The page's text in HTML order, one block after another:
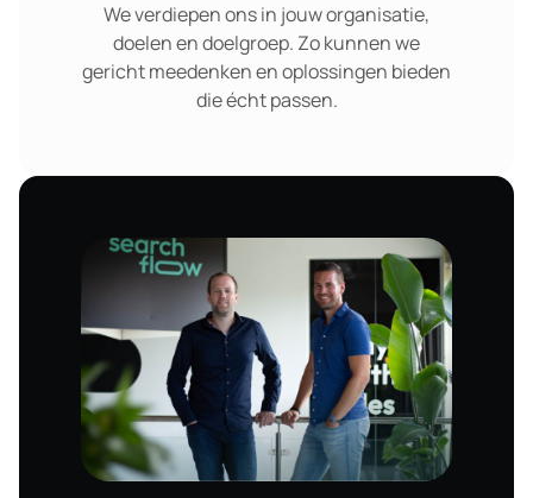
We verdiepen ons in jouw organisatie,
doelen en doelgroep. Zo kunnen we
gericht meedenken en oplossingen bieden
die écht passen.